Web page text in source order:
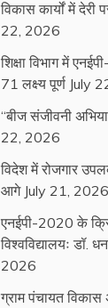
विकास कार्यों में देरी
22, 2026
शिक्षा विभाग में
71 लक्ष्य पूर्ण July
“बीज संजीवनी
22, 2026
विदेश में रोजगार
आगे July 21, 2026
एनईपी-2020 के
विश्वविद्यालयः डॉ.
2026
ग्राम पंचायत विकास